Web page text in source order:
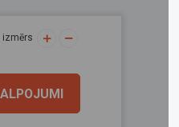
izmērs